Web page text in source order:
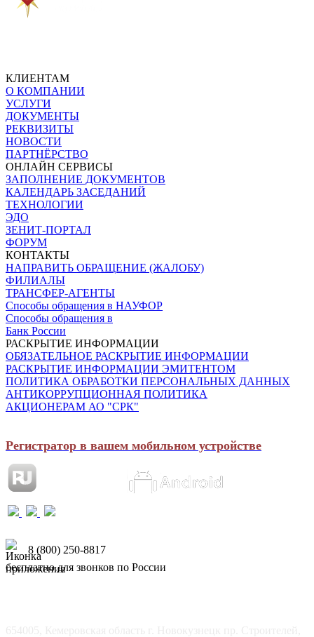
КЛИЕНТАМ
О КОМПАНИИ
УСЛУГИ
ДОКУМЕНТЫ
РЕКВИЗИТЫ
НОВОСТИ
ПАРТНЁРСТВО
ОНЛАЙН СЕРВИСЫ
ЗАПОЛНЕНИЕ ДОКУМЕНТОВ
КАЛЕНДАРЬ ЗАСЕДАНИЙ
ТЕХНОЛОГИИ
ЭДО
ЗЕНИТ-ПОРТАЛ
ФОРУМ
КОНТАКТЫ
НАПРАВИТЬ ОБРАЩЕНИЕ (ЖАЛОБУ)
ФИЛИАЛЫ
ТРАНСФЕР-АГЕНТЫ
Способы обращения в НАУФОР
Способы обращения в
Банк России
РАСКРЫТИЕ ИНФОРМАЦИИ
ОБЯЗАТЕЛЬНОЕ РАСКРЫТИЕ ИНФОРМАЦИИ
РАСКРЫТИЕ ИНФОРМАЦИИ ЭМИТЕНТОМ
ПОЛИТИКА ОБРАБОТКИ ПЕРСОНАЛЬНЫХ ДАННЫХ
АНТИКОРРУПЦИОННАЯ ПОЛИТИКА
АКЦИОНЕРАМ АО "СРК"
Регистратор в вашем мобильном устройстве
8 (800) 250-8817
бесплатно для звонков по России